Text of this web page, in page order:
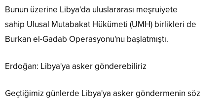
Bunun üzerine Libya'da uluslararası meşruiyete
sahip Ulusal Mutabakat Hükümeti (UMH) birlikleri de
Burkan el-Gadab Operasyonu'nu başlatmıştı.
Erdoğan: Libya'ya asker gönderebiliriz
Geçtiğimiz günlerde Libya'ya asker göndermenin söz